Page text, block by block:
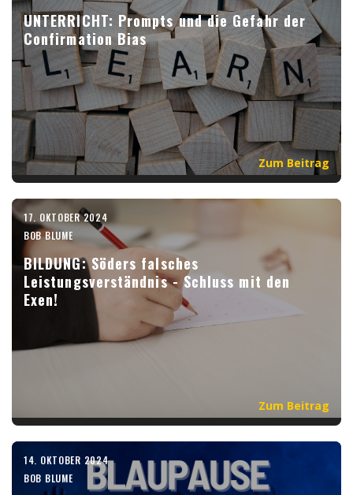
UNTERRICHT: Prompts und die Gefahr der
Confirmation Bias
Zum Beitrag
17. OKTOBER 2024
BOB BLUME
BILDUNG: Söders falsches
Leistungsverständnis - Schluss mit den
Exen!
Zum Beitrag
14. OKTOBER 2024
BOB BLUME